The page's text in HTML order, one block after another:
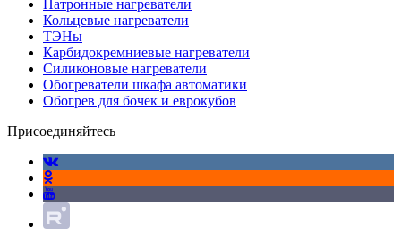
Патронные нагреватели
Кольцевые нагреватели
ТЭНы
Карбидокремниевые нагреватели
Силиконовые нагреватели
Обогреватели шкафа автоматики
Обогрев для бочек и еврокубов
Присоединяйтесь